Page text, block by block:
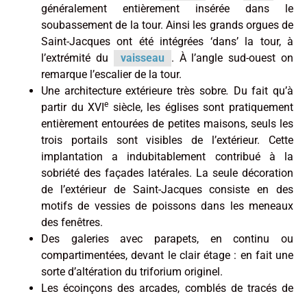
généralement entièrement insérée dans le
soubassement de la tour. Ainsi les grands orgues de
Saint-Jacques ont été intégrées ‘dans’ la tour, à
l’extrémité du
vaisseau
. À l’angle sud-ouest on
remarque l’escalier de la tour.
Une architecture extérieure très sobre. Du fait qu’à
partir du XVIe siècle, les églises sont pratiquement
entièrement entourées de petites maisons, seuls les
trois portails sont visibles de l’extérieur. Cette
implantation a indubitablement contribué à la
sobriété des façades latérales. La seule décoration
de l’extérieur de Saint-Jacques consiste en des
motifs de vessies de poissons dans les meneaux
des fenêtres.
Des galeries avec parapets, en continu ou
compartimentées, devant le clair étage : en fait une
sorte d’altération du triforium originel.
Les écoinçons des arcades, comblés de tracés de